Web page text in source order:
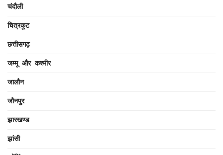
चंदौली
चित्रकूट
छत्तीसगढ़
जम्मू और कश्मीर
जालौन
जौनपुर
झारखण्ड
झांसी